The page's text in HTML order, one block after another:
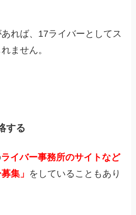
あれば、17ライバーとしてス
ません。
する
ライバー事務所のサイトなど
集」 をしていることもあり